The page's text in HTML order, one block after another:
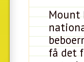
Mount
få det